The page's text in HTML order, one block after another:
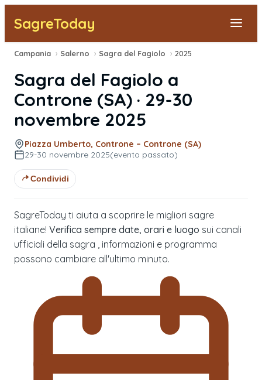
SagreToday
Segnala una sagra
Tutte le Sagre
Vicino a Me
Campania › Salerno › Sagra del Fagiolo › 2025
Sagra del Fagiolo a
Controne (SA) · 29-30
novembre 2025
Piazza Umberto, Controne – Controne (SA)
29-30 novembre 2025(evento passato)
Condividi
SagreToday ti aiuta a scoprire le migliori sagre
italiane! Verifica sempre date, orari e luogo sui canali
ufficiali della sagra , informazioni e programma
possono cambiare all'ultimo minuto.